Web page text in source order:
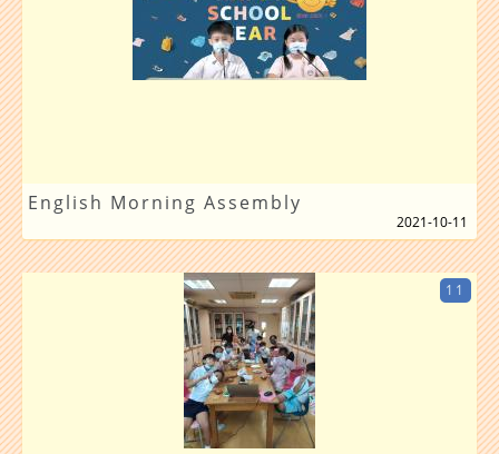
English Morning Assembly
2021-10-11
11